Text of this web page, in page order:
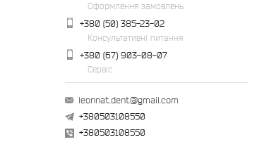
Оформлення замовлень
+380 (50) 385-23-02
Консультативні питання
+380 (67) 903-08-07
Сервіс
leonnat.dent@gmail.com
+380503108550
+380503108550